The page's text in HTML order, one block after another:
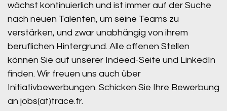
wächst kontinuierlich und ist immer auf der Suche
nach neuen Talenten, um seine Teams zu
verstärken, und zwar unabhängig von ihrem
beruflichen Hintergrund. Alle offenen Stellen
können Sie auf unserer Indeed-Seite und LinkedIn
finden. Wir freuen uns auch über
Initiativbewerbungen. Schicken Sie Ihre Bewerbung
an jobs(at)trace.fr.